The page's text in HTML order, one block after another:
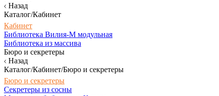
Назад
Каталог/Кабинет
Кабинет
Библиотека Вилия-М модульная
Библиотека из массива
Бюро и секретеры
Назад
Каталог/Кабинет/Бюро и секретеры
Бюро и секретеры
Секретеры из сосны